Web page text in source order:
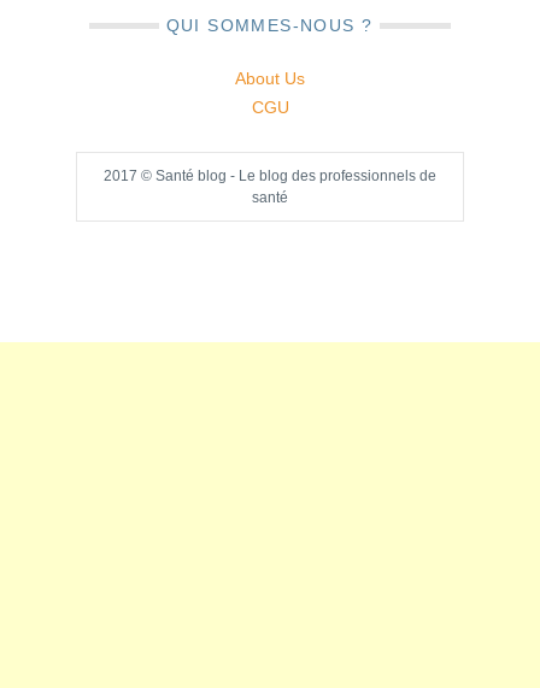
QUI SOMMES-NOUS ?
About Us
CGU
2017 © Santé blog - Le blog des professionnels de
santé